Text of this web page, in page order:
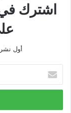
اشترك في
أول
بريدك
الإلكتروني